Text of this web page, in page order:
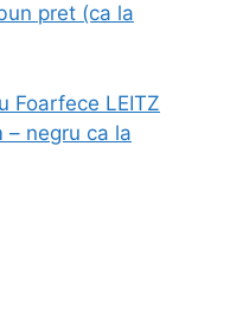
pret (ca la
Foarfece LEITZ
– negru ca la